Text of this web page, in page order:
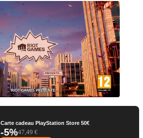
Carte cadeau PlayStation Store 50€
-5%47,49 €